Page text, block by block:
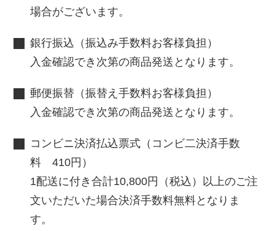
場合がございます。
銀行振込（振込み手数料お客様負担）
入金確認でき次第の商品発送となります。
郵便振替（振替え手数料お客様負担）
入金確認でき次第の商品発送となります。
コンビニ決済払込票式（コンビ二決済手数
料 410円）
1配送に付き合計10,800円（税込）以上のご注
文いただいた場合決済手数料無料となりま
す。